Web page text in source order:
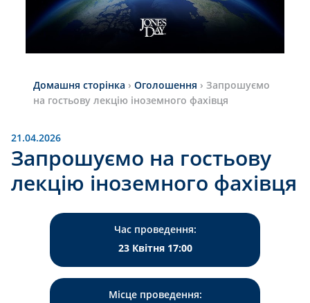
Домашня сторінка › Оголошення › Запрошуємо
на гостьову лекцію іноземного фахівця
21.04.2026
Запрошуємо на гостьову
лекцію іноземного фахівця
Час проведення:
23 Квітня 17:00
Місце проведення: